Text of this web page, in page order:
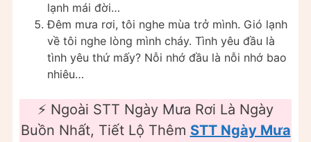
lạnh mái đời…
Đêm mưa rơi, tôi nghe mùa trở mình. Gió lạnh
về tôi nghe lòng mình cháy. Tình yêu đầu là
tình yêu thứ mấy? Nỗi nhớ đầu là nỗi nhớ bao
nhiêu…
⚡️ Ngoài STT Ngày Mưa Rơi Là Ngày
Buồn Nhất, Tiết Lộ Thêm STT Ngày Mưa